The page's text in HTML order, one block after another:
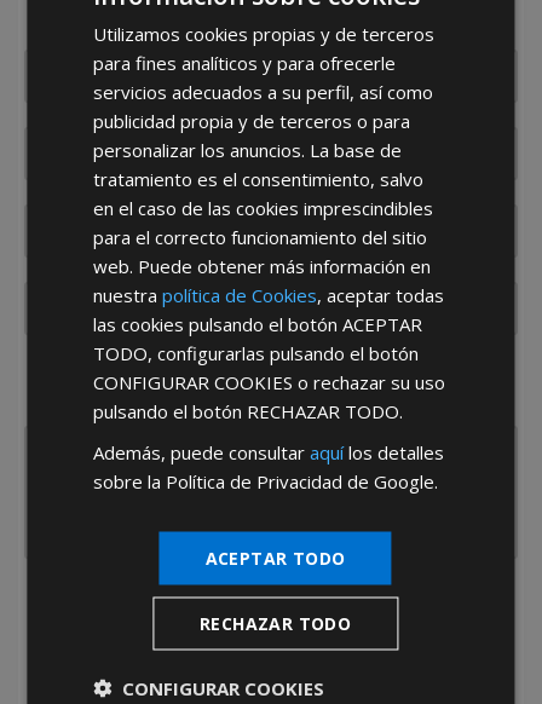
¿De dónde es la empresa?
España
Portugal Otros
He leído y acepto laPolítica de Privacidad
Utilizamos cookies propias y de terceros
para fines analíticos y para ofrecerle
servicios adecuados a su perfil, así como
publicidad propia y de terceros o para
personalizar los anuncios. La base de
tratamiento es el consentimiento, salvo
en el caso de las cookies imprescindibles
para el correcto funcionamiento del sitio
web. Puede obtener más información en
nuestrapolítica de Cookies, aceptar todas
las cookies pulsando el botónACEPTAR
TODO, configurarlas pulsando el botón
CONFIGURAR COOKIES o rechazar su uso
pulsando el botón RECHAZAR TODO.
Además, puede consultaraquílos detalles
sobre la Política de Privacidad de Google.
ACEPTAR TODO
RECHAZAR TODO
CONFIGURAR COOKIES